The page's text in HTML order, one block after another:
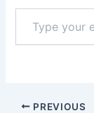
PREVIOUS